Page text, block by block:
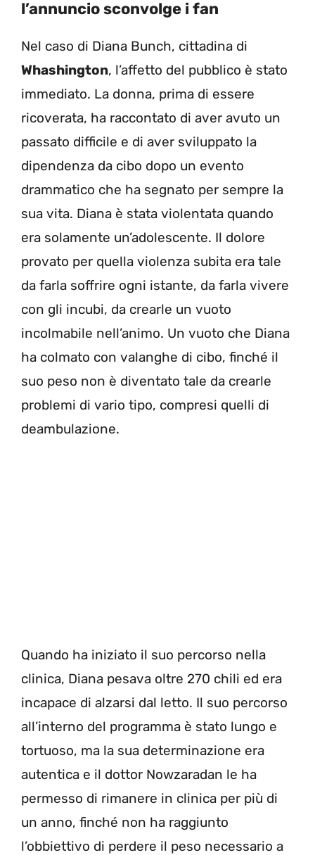
l’annuncio sconvolge i fan
Nel caso di Diana Bunch, cittadina di
Whashington, l’affetto del pubblico è stato
immediato. La donna, prima di essere
ricoverata, ha raccontato di aver avuto un
passato difficile e di aver sviluppato la
dipendenza da cibo dopo un evento
drammatico che ha segnato per sempre la
sua vita. Diana è stata violentata quando
era solamente un’adolescente. Il dolore
provato per quella violenza subita era tale
da farla soffrire ogni istante, da farla vivere
con gli incubi, da crearle un vuoto
incolmabile nell’animo. Un vuoto che Diana
ha colmato con valanghe di cibo, finché il
suo peso non è diventato tale da crearle
problemi di vario tipo, compresi quelli di
deambulazione.
Quando ha iniziato il suo percorso nella
clinica, Diana pesava oltre 270 chili ed era
incapace di alzarsi dal letto. Il suo percorso
all’interno del programma è stato lungo e
tortuoso, ma la sua determinazione era
autentica e il dottor Nowzaradan le ha
permesso di rimanere in clinica per più di
un anno, finché non ha raggiunto
l’obbiettivo di perdere il peso necessario a